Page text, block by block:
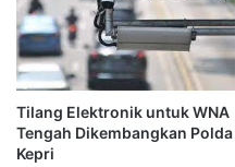
Tilang Elektronik untuk WNA
Tengah Dikembangkan Polda
Kepri